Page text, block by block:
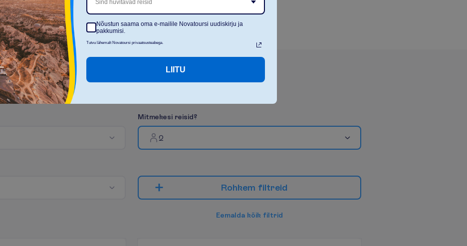
Näita kõiki
Mitmekesi reisid?
2
Rohkem filtreid
Eemalda kõik filtrid
Sind huvitavad reisid
Nõustun saama oma e-mailile Novatoursi uudiskirju ja
pakkumisi.
Tutvu lähemalt Novatoursi privaatsusteabega.
LIITU